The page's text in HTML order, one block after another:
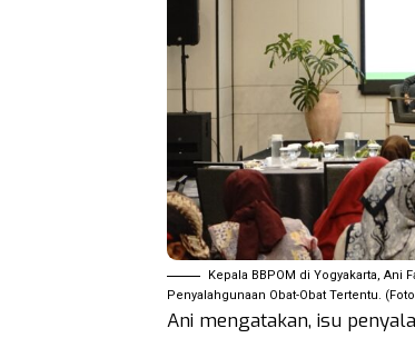
Kepala BBPOM di Yogyakarta,
Penyalahgunaan Obat-Obat Tertentu.
Ani mengatakan, isu